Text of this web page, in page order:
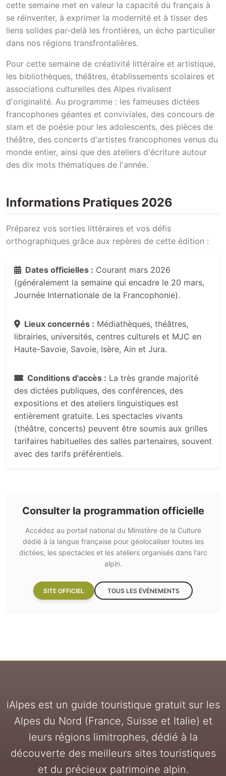
cette semaine met en valeur la capacité du français à
se réinventer, à exprimer la modernité et à tisser des
liens solides par-delà les frontières, un écho particulier
dans nos régions transfrontalières.
Pour cette semaine de créativité littéraire et artistique,
les bibliothèques, théâtres, établissements scolaires et
associations culturelles des Alpes rivalisent
d'originalité. Au programme : les fameuses dictées
francophones géantes et conviviales, des concours de
slam et de poésie pour les adolescents, des pièces de
théâtre, des concerts d'artistes francophones venus du
monde entier, ainsi que des ateliers d'écriture autour
des dix mots thématiques de l'année.
Informations Pratiques 2026
Préparez vos sorties littéraires et vos défis
orthographiques grâce aux repères de cette édition :
Dates officielles : Courant mars 2026
(généralement la semaine qui encadre le 20 mars,
Journée Internationale de la Francophonie).
Lieux concernés : Médiathèques, théâtres,
librairies, universités, centres culturels et MJC en
Haute-Savoie, Savoie, Isère, Ain et Jura.
Conditions d'accès : La très grande majorité
des dictées publiques, des conférences, des
expositions et des ateliers linguistiques est
entièrement gratuite. Les spectacles vivants
(théâtre, concerts) peuvent être soumis aux grilles
tarifaires habituelles des salles partenaires, souvent
avec des tarifs préférentiels.
Consulter la programmation officielle
Accédez au portail national du Ministère de la Culture
dédié à la langue française pour géolocaliser toutes les
dictées, les spectacles et les ateliers organisés dans l'arc
alpin.
SITE OFFICIEL TOUS LES ÉVÉNEMENTS
iAlpes est un guide touristique gratuit sur les
Alpes du Nord (France, Suisse et Italie) et
leurs régions limitrophes, dédié à la
découverte des meilleurs sites touristiques
et du précieux patrimoine alpin.